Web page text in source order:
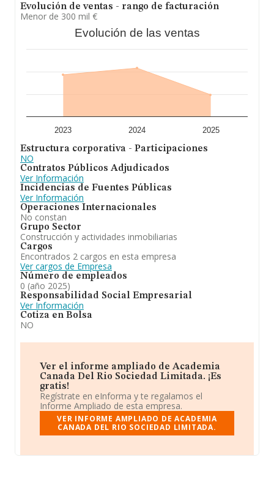
constitución es de 16 años.
En resumen, la actividad de
Sociedad Limitadaestá enfocada en gestión y
educativa, salud, gimnasio, natura house, centro de
educativos, de salud y de gimnasia. En el ranking de
provincia, ha experimentado un retroceso.
Evolución de ventas - rango de facturación
Menor de 300 mil €
Evolución de las ventas
2023 2024 2025
Estructura corporativa - Participaciones
NO
Contratos Públicos Adjudicados
Ver Información
Incidencias de Fuentes Públicas
Ver Información
Operaciones Internacionales
No constan
Grupo Sector
Construcción y actividades inmobiliarias
Cargos
Encontrados 2 cargos en esta empresa
Ver cargos de Empresa
Número de empleados
0 (año 2025)
Responsabilidad Social Empresarial
Ver Información
Cotiza en Bolsa
NO
Ver el informe ampliado de Academia
Canada Del Rio Sociedad Limitada. ¡Es
gratis!
Regístrate en eInforma y te regalamos el
Informe Ampliado de esta empresa.
VER INFORME AMPLIADO DE ACADEMIA
CANADA DEL RIO SOCIEDAD LIMITADA.